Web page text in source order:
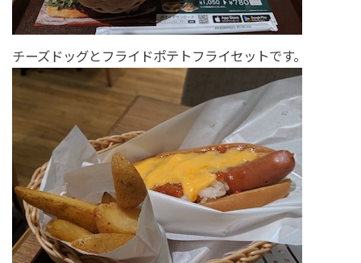
チーズドッグとフライドポテトフライセットです。